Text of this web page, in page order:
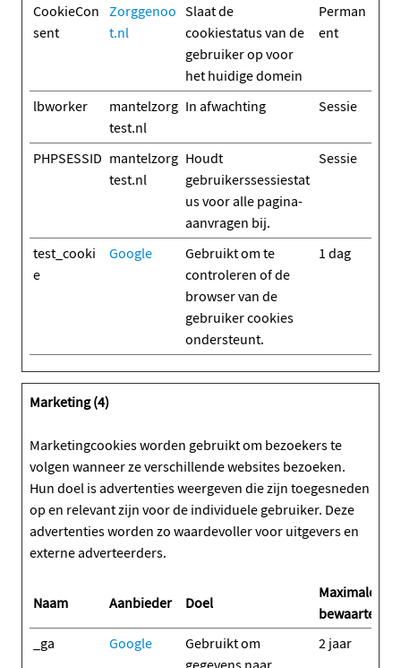
CookieCon
sent
Zorggenoo
t.nl
Slaat de
cookiestatus van de
gebruiker op voor
het huidige domein
Perman
ent
lbworker
mantelzorg
test.nl
In afwachting Sessie
PHPSESSID mantelzorg
test.nl
Houdt
gebruikerssessiestat
us voor alle pagina-
aanvragen bij.
Sessie
test_cooki
e
Google
Gebruikt om te
controleren of de
browser van de
gebruiker cookies
ondersteunt.
1 dag
Marketing (4)
Marketingcookies worden gebruikt om bezoekers te
volgen wanneer ze verschillende websites bezoeken.
Hun doel is advertenties weergeven die zijn toegesneden
op en relevant zijn voor de individuele gebruiker. Deze
advertenties worden zo waardevoller voor uitgevers en
externe adverteerders.
Naam Aanbieder Doel
Maximale
_ga
Google
Gebruikt om
gegevens naar
2 jaar